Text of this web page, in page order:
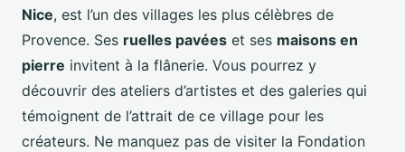
Nice, est l’un des villages les plus célèbres de
Provence. Ses ruelles pavées et ses maisons en
pierre invitent à la flânerie. Vous pourrez y
découvrir des ateliers d’artistes et des galeries qui
témoignent de l’attrait de ce village pour les
créateurs. Ne manquez pas de visiter la Fondation